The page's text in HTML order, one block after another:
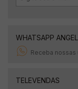
WHATSAPP
Receba
TELEVENDAS